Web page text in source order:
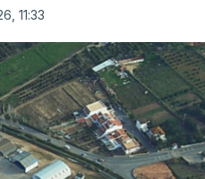
11:33